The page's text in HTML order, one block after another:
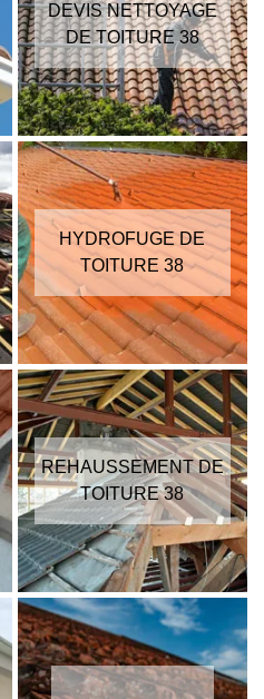
DEVIS NETTOYAGE
DE TOITURE 38
HYDROFUGE DE
TOITURE 38
REHAUSSEMENT DE
TOITURE 38